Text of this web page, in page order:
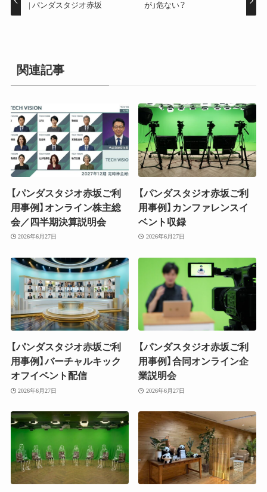
| パンダスタジオ赤坂
が」危ない？
関連記事
【パンダスタジオ赤坂ご利
用事例】オンライン株主総
会／四半期決算説明会
2026年6月27日
【パンダスタジオ赤坂ご利
用事例】カンファレンスイ
ベント収録
2026年6月27日
【パンダスタジオ赤坂ご利
用事例】バーチャルキック
オフイベント配信
2026年6月27日
【パンダスタジオ赤坂ご利
用事例】合同オンライン企
業説明会
2026年6月27日